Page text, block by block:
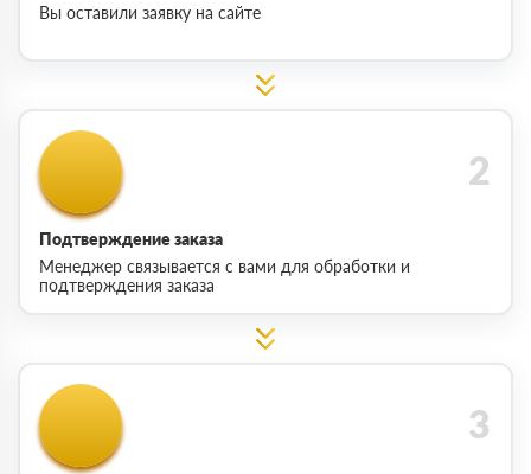
Вы оставили заявку на сайте
Подтверждение заказа
Менеджер связывается с вами для обработки и
подтверждения заказа